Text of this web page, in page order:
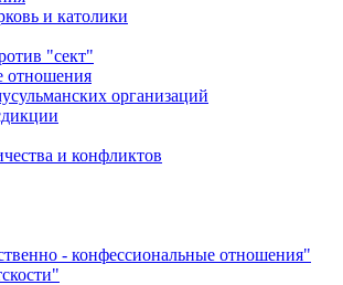
и католики
"сект"
отношения
организаций
и конфликтов
- конфессиональные отношения"